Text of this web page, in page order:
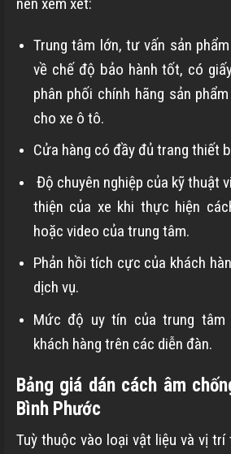
Trung tâm lớn, tư vấn sản
về chế độ bảo hành tốt, có
phân phối chính hãng sản
cho xe ô tô.
Cửa hàng có đầy đủ trang thiết
Độ chuyên nghiệp của kỹ thuật
thiện của xe khi thực hiện
hoặc video của trung tâm.
Phản hồi tích cực của khách
dịch vụ.
Mức độ uy tín của trung tâm
khách hàng trên các diễn đàn.
Bảng giá dán cách âm
Bình Phước
Tuỳ thuộc vào loại vật liệu và vị